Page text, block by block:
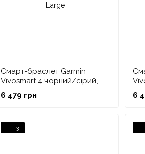
Смарт-браслет Garmin
Vivosmart 4 чорний/сірий,
6 479 грн 6
3